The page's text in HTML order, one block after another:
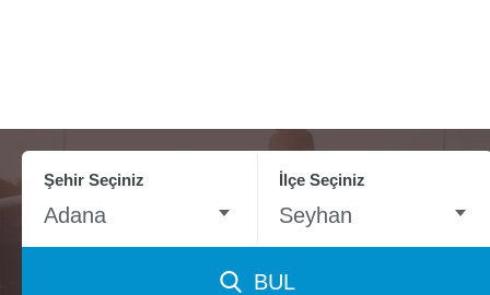
Şehir Seçiniz
Adana
İlçe Seçiniz
Seyhan
BUL